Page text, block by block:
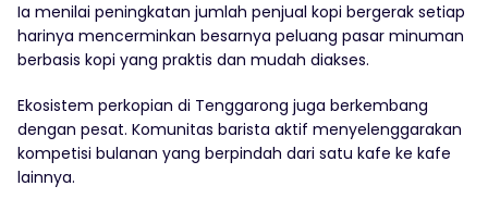
Ia menilai peningkatan jumlah penjual kopi bergerak setiap
harinya mencerminkan besarnya peluang pasar minuman
berbasis kopi yang praktis dan mudah diakses.
Ekosistem perkopian di Tenggarong juga berkembang
dengan pesat. Komunitas barista aktif menyelenggarakan
kompetisi bulanan yang berpindah dari satu kafe ke kafe
lainnya.